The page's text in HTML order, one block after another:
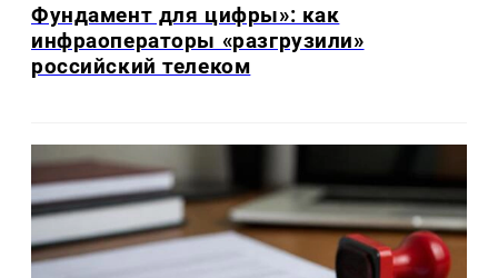
Фундамент для цифры»: как
инфраоператоры «разгрузили»
российский телеком